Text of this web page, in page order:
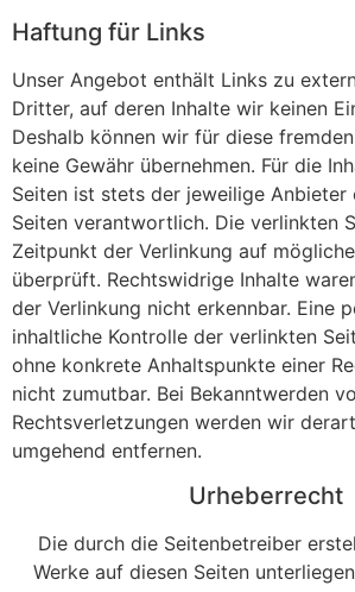
Haftung für Links
Unser Angebot enthält Links zu
Dritter, auf deren Inhalte wir keinen
Deshalb können wir für diese
keine Gewähr übernehmen. Für die
Seiten ist stets der jeweilige
Seiten verantwortlich. Die verlinkten
Zeitpunkt der Verlinkung auf
überprüft. Rechtswidrige Inhalte
der Verlinkung nicht erkennbar. Eine
inhaltliche Kontrolle der verlinkten
ohne konkrete Anhaltspunkte einer
nicht zumutbar. Bei Bekanntwerden
Rechtsverletzungen werden wir
umgehend entfernen.
Urheberrecht
Die durch die Seitenbetreiber
Werke auf diesen Seiten